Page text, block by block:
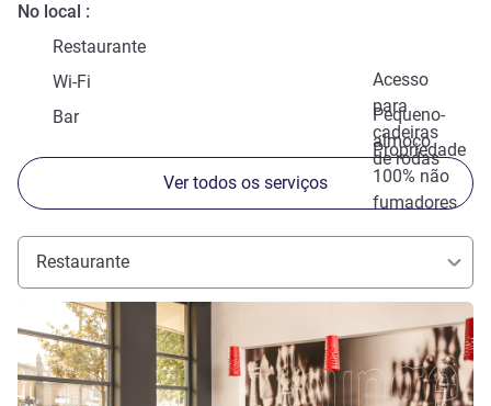
No local
Restaurante
Acesso
para
cadeiras
de rodas
Wi-Fi
Pequeno-
almoço
Bar
Propriedade
100% não
fumadores
Ver todos os serviços
Restaurante
Ver detalhes